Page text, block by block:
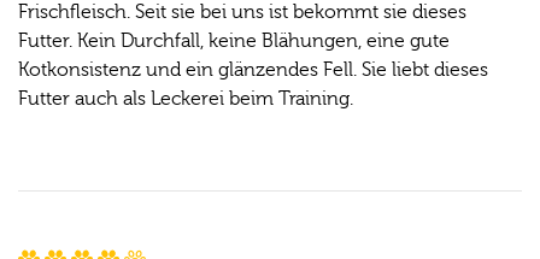
Frischfleisch. Seit sie bei uns ist bekommt sie dieses
Futter. Kein Durchfall, keine Blähungen, eine gute
Kotkonsistenz und ein glänzendes Fell. Sie liebt dieses
Futter auch als Leckerei beim Training.